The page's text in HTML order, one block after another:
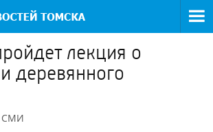
лекция о
деревянного
СМИ